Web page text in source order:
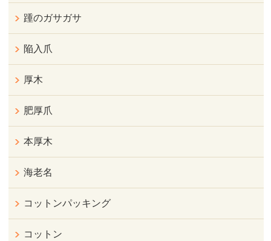
踵のガサガサ
陥入爪
厚木
肥厚爪
本厚木
海老名
コットンパッキング
コットン